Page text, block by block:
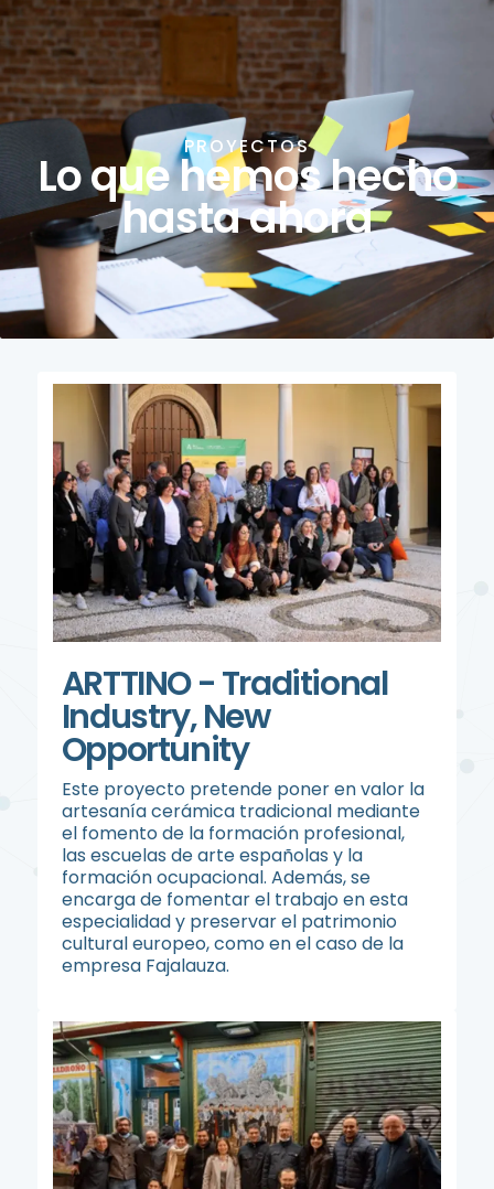
contenido
PROYECTOS
Lo que hemos hecho
hasta ahora
ARTTINO - Traditional
Industry, New
Opportunity
Este proyecto pretende poner en valor la
artesanía cerámica tradicional mediante
el fomento de la formación profesional,
las escuelas de arte españolas y la
formación ocupacional. Además, se
encarga de fomentar el trabajo en esta
especialidad y preservar el patrimonio
cultural europeo, como en el caso de la
empresa Fajalauza.